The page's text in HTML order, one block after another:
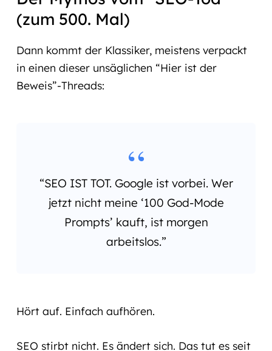
(zum 500. Mal)
Dann kommt der Klassiker, meistens verpackt
in einen dieser unsäglichen “Hier ist der
Beweis”-Threads:
“SEO IST TOT. Google ist vorbei. Wer
jetzt nicht meine ‘100 God-Mode
Prompts’ kauft, ist morgen
arbeitslos.”
Hört auf. Einfach aufhören.
SEO stirbt nicht. Es ändert sich. Das tut es seit